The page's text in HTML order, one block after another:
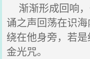
渐渐形成回响
诵之声回荡在识
绕在他身旁，若
金光咒。